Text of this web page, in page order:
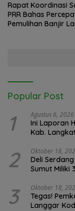
Rapat Koordinasi
PRR Bahas
Pemulihan Banjir
Popular Post
1 Agustus 6, 2026
Ini Laporan
Kab.
2 Oktober 18,
Deli
Sumut Miliki
3 Oktober 18,
Tegas!
Langgar